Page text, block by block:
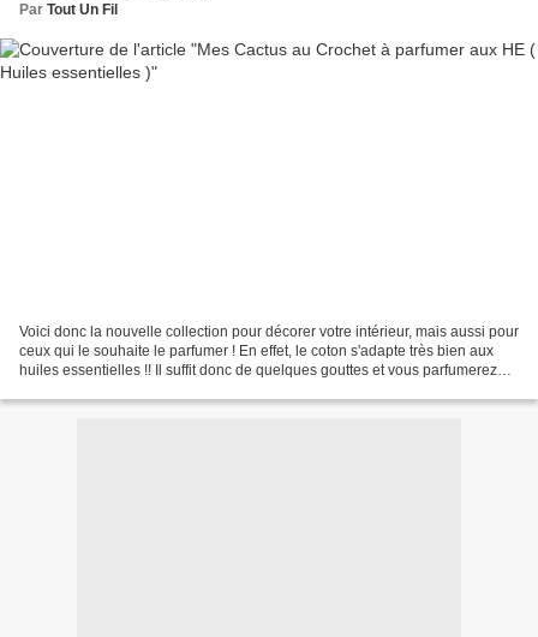
Par Tout Un Fil
Voici donc la nouvelle collection pour décorer votre intérieur, mais aussi pour
ceux qui le souhaite le parfumer ! En effet, le coton s'adapte très bien aux
huiles essentielles !! Il suffit donc de quelques gouttes et vous parfumerez